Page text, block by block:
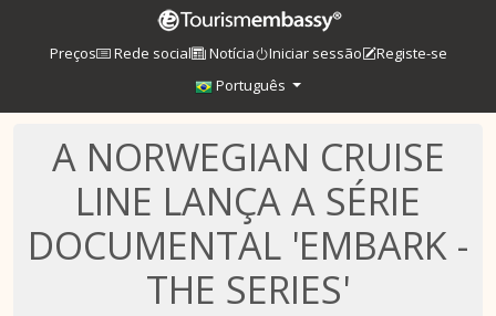
Preços Rede social Notícia Iniciar sessão
Registe-se
Português
A NORWEGIAN CRUISE
LINE LANÇA A SÉRIE
DOCUMENTAL 'EMBARK -
THE SERIES'